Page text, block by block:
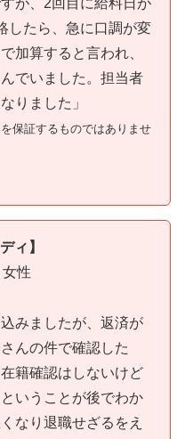
したら、急に口調が変
加算すると言われ、
でいました。担当者
りました」
保証するものではありませ
ィ】
性
みましたが、返済が
んの件で確認した
籍確認はしないけど
いうことが後でわか
なり退職せざるをえ